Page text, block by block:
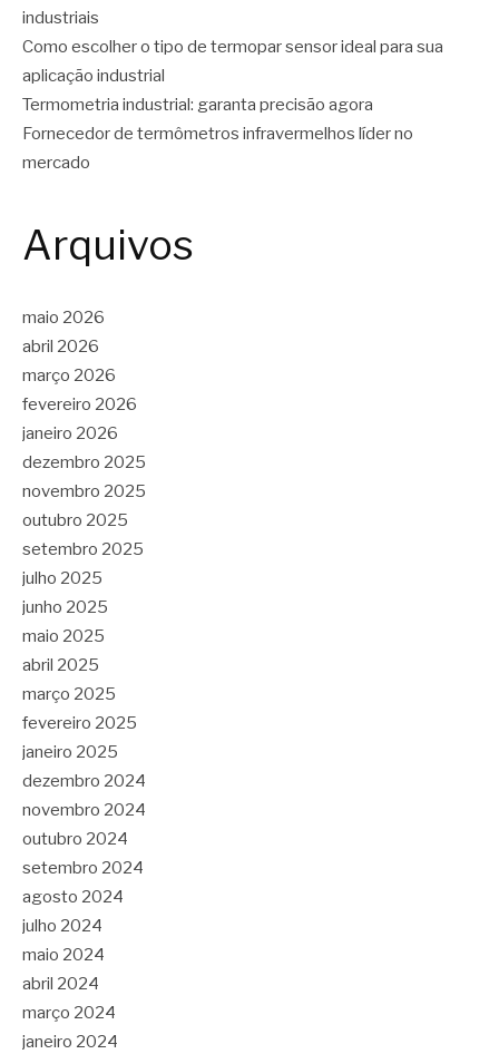
industriais
Como escolher o tipo de termopar sensor ideal para sua
aplicação industrial
Termometria industrial: garanta precisão agora
Fornecedor de termômetros infravermelhos líder no
mercado
Arquivos
maio 2026
abril 2026
março 2026
fevereiro 2026
janeiro 2026
dezembro 2025
novembro 2025
outubro 2025
setembro 2025
julho 2025
junho 2025
maio 2025
abril 2025
março 2025
fevereiro 2025
janeiro 2025
dezembro 2024
novembro 2024
outubro 2024
setembro 2024
agosto 2024
julho 2024
maio 2024
abril 2024
março 2024
janeiro 2024